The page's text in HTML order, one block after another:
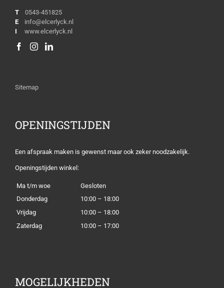
T
0543-451825
E
info@elcerlyck.nl
I
www.elcerlyck.nl
Sitemap
OPENINGSTIJDEN
Een afspraak maken is gewenst maar ook zeker noodzakelijk.
Openingstijden winkel:
Ma t/m woe
Gesloten
Donderdag
10:00 – 18:00
Vrijdag
10:00 – 18:00
Zaterdag
10:00 – 17:00
MOGELIJKHEDEN